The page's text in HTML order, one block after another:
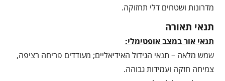
מדרונות ושטחים דלי תחזוקה.
תנאי תאורה
תנאי אור במצב אופטימלי:
שמש מלאה – תנאי הגידול האידיאליים; מעודדים פריחה רציפה,
צמיחה חזקה ועמידות גבוהה.